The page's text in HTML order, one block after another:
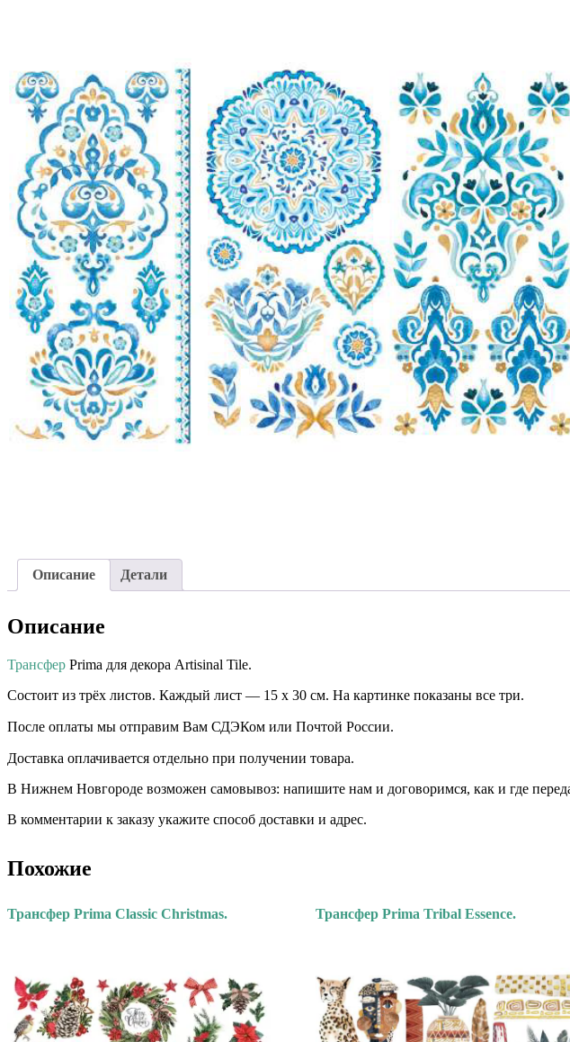
Описание Детали
Описание
Трансфер Prima для декора Artisinal Tile.
Состоит из трёх листов. Каждый лист — 15 х 30 см. На картинке показаны все три.
После оплаты мы отправим Вам СДЭКом или Почтой России. ⠀⠀
Доставка оплачивается отдельно при получении товара. ⠀⠀ ⠀⠀
В Нижнем Новгороде возможен самовывоз: напишите нам и договоримся, как и где
В комментарии к заказу укажите способ доставки и адрес.
Похожие
Трансфер Prima Classic Christmas. Трансфер Prima Tribal Essence.